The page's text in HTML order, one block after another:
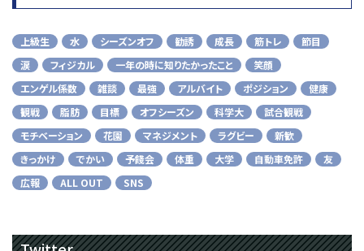
上級生 水 シーズンオフ 勧誘 成長 筋トレ
節目
涙
フィジカル 一年の時に知りたかったこと
笑顔
エンゲル係数
雑談 最強 アルバイト ポジション
健康
観戦
脂肪 目標 オフシーズン 科学大
試合観戦
モチベーション
花園 マネジメント ラグビー
新歓
きっかけ
でかい 予餞会 体重 大学 自動車免許
友
広報
ALL OUT SNS